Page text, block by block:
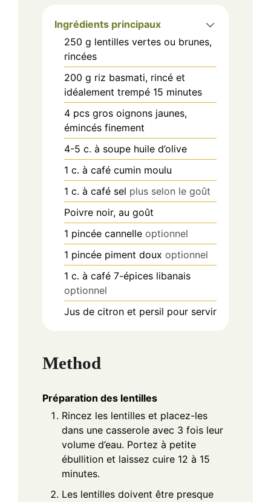
Ingrédients principaux
250 g lentilles vertes ou brunes,
rincées
200 g riz basmati, rincé et
idéalement trempé 15 minutes
4 pcs gros oignons jaunes,
émincés finement
4-5 c. à soupe huile d’olive
1 c. à café cumin moulu
1 c. à café sel plus selon le goût
Poivre noir, au goût
1 pincée cannelle optionnel
1 pincée piment doux optionnel
1 c. à café 7-épices libanais
optionnel
Jus de citron et persil pour servir
Method
Préparation des lentilles
Rincez les lentilles et placez-les
dans une casserole avec 3 fois leur
volume d’eau. Portez à petite
ébullition et laissez cuire 12 à 15
minutes.
Les lentilles doivent être presque